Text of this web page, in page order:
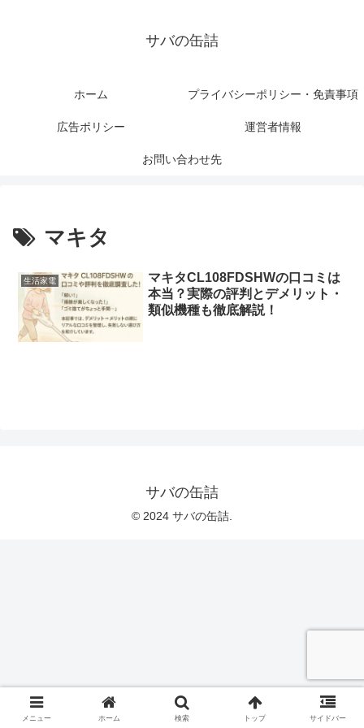
サバの缶詰
ホーム プライバシーポリシー・免責事項
広告ポリシー 運営者情報
お問い合わせ先
マキタ
生活家電
マキタCL108FDSHWの口コミは
本当？実際の評判とデメリット・
類似機種も徹底解説！
サバの缶詰
© 2024 サバの缶詰.
メニュー ホーム 検索 トップ サイドバー